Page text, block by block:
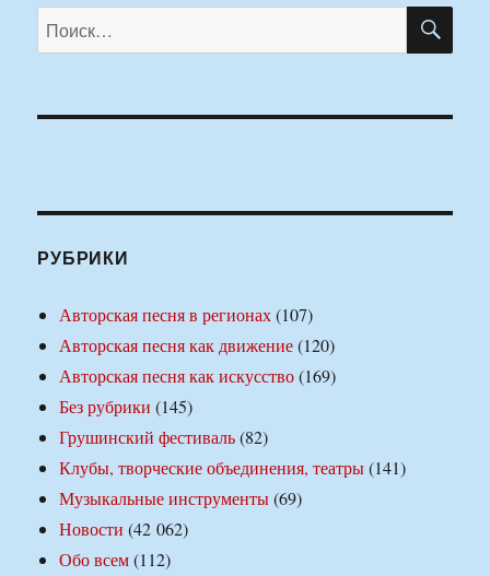
Искать:
РУБРИКИ
Авторская песня в регионах(107)
Авторская песня как движение(120)
Авторская песня как искусство(169)
Без рубрики (145)
Грушинский фестиваль(82)
Клубы, творческие объединения, театры(141)
Музыкальные инструменты(69)
Новости (42 062)
Обо всем(112)